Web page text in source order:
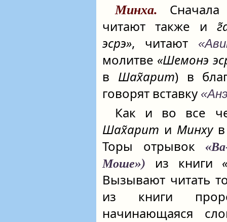
Минха.
читают также и
эсрэ», читают
молитве «Шемонэ
в Шах̃арит) в
говорят вставку
Как и во все
Шах̃арит и Минхув
Торы отрывок
Моше»)
из книги
Вызывают читать
из книги
начинающаяся